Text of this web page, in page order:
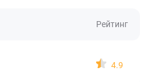
Рейтинг
4.9